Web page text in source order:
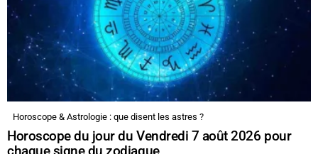
Horoscope & Astrologie : que disent les astres ?
Horoscope du jour du Vendredi 7 août 2026 pour
chaque signe du zodiaque